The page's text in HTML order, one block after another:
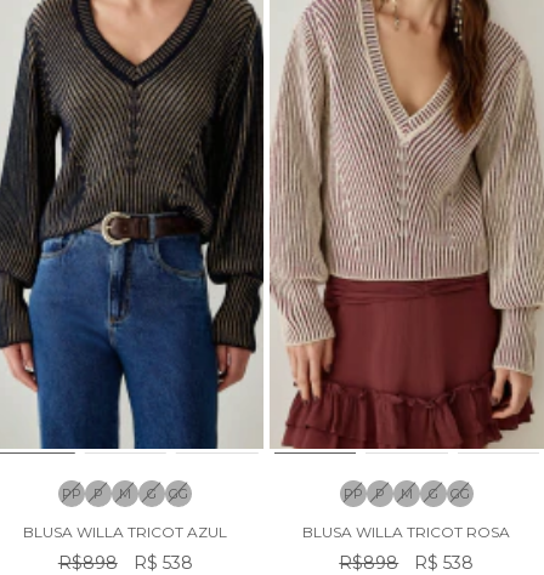
PP P M G GG
BLUSA WILLA TRICOT AZUL
R$898 R$ 538
PP P M G GG
BLUSA WILLA TRICOT ROSA
R$898 R$ 538